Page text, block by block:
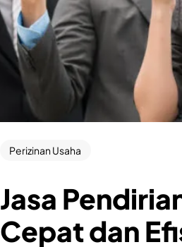
Perizinan Usaha
Jasa
Cepat dan